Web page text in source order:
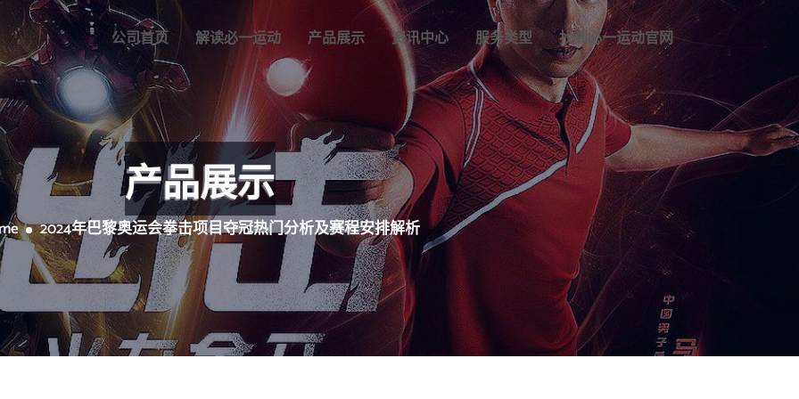
公司首页 解读必一运动 产品展示 资讯中心 服务类型 找到必一运动官网
产品展示
2024年巴黎奥运会拳击项目夺冠热门分析及赛程安排解析